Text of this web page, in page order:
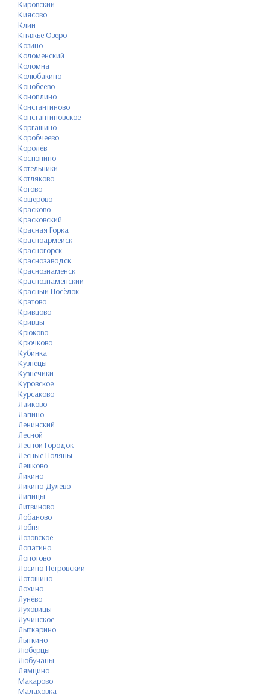
Кировский
Киясово
Клин
Княжье Озеро
Козино
Коломенский
Коломна
Колюбакино
Конобеево
Коноплино
Константиново
Константиновское
Коргашино
Коробчеево
Королёв
Костюнино
Котельники
Котляково
Котово
Кошерово
Красково
Красковский
Красная Горка
Красноармейск
Красногорск
Краснозаводск
Краснознаменск
Краснознаменский
Красный Посёлок
Кратово
Кривцово
Кривцы
Крюково
Крючково
Кубинка
Кузнецы
Кузнечики
Куровское
Курсаково
Лайково
Лапино
Ленинский
Лесной
Лесной Городок
Лесные Поляны
Лешково
Ликино
Ликино-Дулево
Липицы
Литвиново
Лобаново
Лобня
Лозовское
Лопатино
Лопотово
Лосино-Петровский
Лотошино
Лохино
Лунёво
Луховицы
Лучинское
Лыткарино
Лыткино
Люберцы
Любучаны
Лямцино
Макарово
Малаховка